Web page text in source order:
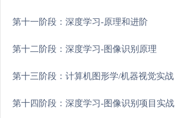
第十一阶段：深度学习-原理和进阶
第十二阶段：深度学习-图像识别原理
第十三阶段：计算机图形学/机器视觉实战
第十四阶段：深度学习-图像识别项目实战